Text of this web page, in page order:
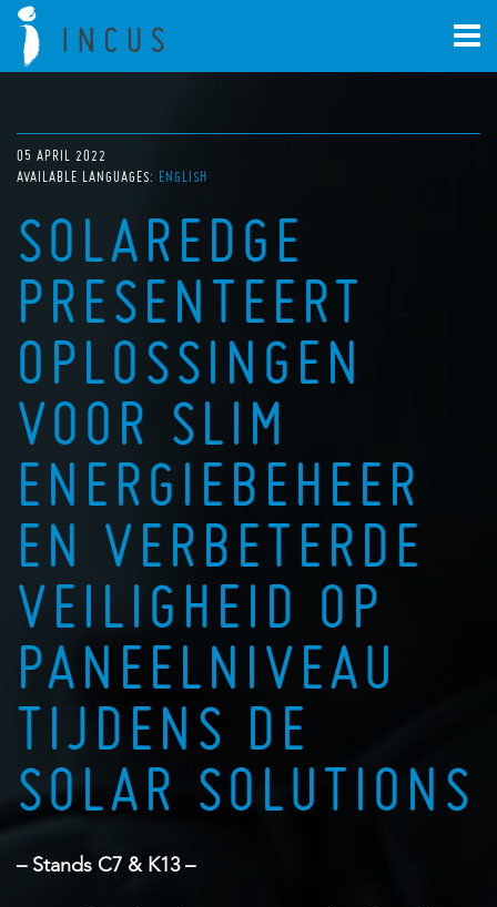
05 APRIL 2022
AVAILABLE LANGUAGES: ENGLISH
SOLAREDGE
PRESENTEERT
OPLOSSINGEN
VOOR SLIM
ENERGIEBEHEER
EN VERBETERDE
VEILIGHEID OP
PANEELNIVEAU
TIJDENS DE
SOLAR SOLUTIONS
– Stands C7 & K13 –